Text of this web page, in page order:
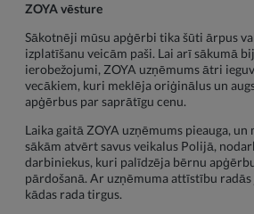
ZOYA vēsture
Sākotnēji mūsu apģērbi tika šūti ārpus
izplatīšanu veicām paši. Lai arī sākumā
ierobežojumi, ZOYA uzņēmums ātri
vecākiem, kuri meklēja oriģinālus un
apģērbus par saprātīgu cenu.
Laika gaitā ZOYA uzņēmums pieauga, un
sākām atvērt savus veikalus Polijā,
darbiniekus, kuri palīdzēja bērnu
pārdošanā. Ar uzņēmuma attīstību radās
kādas rada tirgus.